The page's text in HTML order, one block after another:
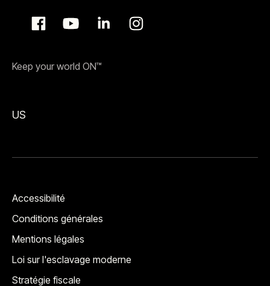
Keep your world ON™
US
Accessibilité
Conditions générales
Mentions légales
Loi sur l'esclavage moderne
Stratégie fiscale